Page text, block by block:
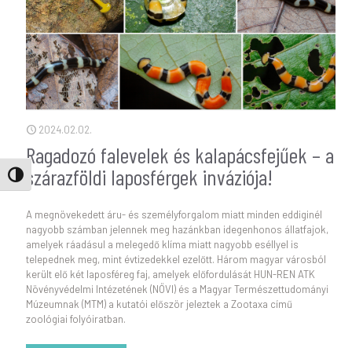
Nagy kontraszt váltása
2024.02.02.
Ragadozó falevelek és kalapácsfejűek – a
szárazföldi laposférgek inváziója!
A megnövekedett áru- és személyforgalom miatt minden eddiginél
nagyobb számban jelennek meg hazánkban idegenhonos állatfajok,
amelyek ráadásul a melegedő klíma miatt nagyobb eséllyel is
telepednek meg, mint évtizedekkel ezelőtt. Három magyar városból
került elő két laposféreg faj, amelyek előfordulását HUN-REN ATK
Növényvédelmi Intézetének (NÖVI) és a Magyar Természettudományi
Múzeumnak (MTM) a kutatói először jeleztek a Zootaxa című
zoológiai folyóiratban.